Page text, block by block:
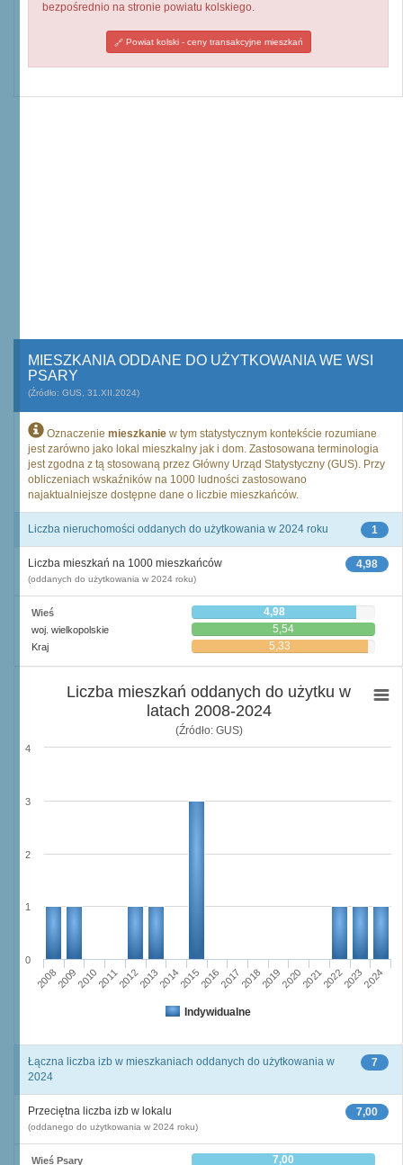
bezpośrednio na stronie powiatu kolskiego.
Powiat kolski - ceny transakcyjne mieszkań
MIESZKANIA ODDANE DO UŻYTKOWANIA WE WSI
PSARY
(Źródło: GUS, 31.XII.2024)
Oznaczenie mieszkanie w tym statystycznym kontekście rozumiane
jest zarówno jako lokal mieszkalny jak i dom. Zastosowana terminologia
jest zgodna z tą stosowaną przez Główny Urząd Statystyczny (GUS). Przy
obliczeniach wskaźników na 1000 ludności zastosowano
najaktualniejsze dostępne dane o liczbie mieszkańców.
1
Liczba nieruchomości oddanych do użytkowania w 2024 roku
4,98
Liczba mieszkań na 1000 mieszkańców
(oddanych do użytkowania w 2024 roku)
Wieś 4,98
woj. wielkopolskie 5,54
Kraj 5,33
Liczba mieszkań oddanych do użytku w
latach 2008-2024
(Źródło: GUS)
Indywidualne
20082009201020112012201320142015201620172018201920202021202220232024
0
1
2
3
4
7
Łączna liczba izb w mieszkaniach oddanych do użytkowania w
2024
7,00
Przeciętna liczba izb w lokalu
(oddanego do użytkowania w 2024 roku)
Wieś Psary 7,00